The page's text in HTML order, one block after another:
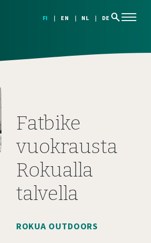
FI EN NL DE search
Fatbike
vuokrausta
Rokualla
talvella
ROKUA OUTDOORS